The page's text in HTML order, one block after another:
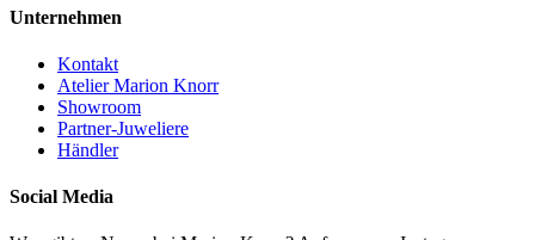
Unternehmen
Kontakt
Atelier Marion Knorr
Showroom
Partner-Juweliere
Händler
Social Media